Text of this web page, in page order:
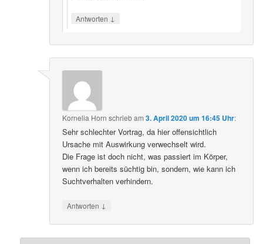
Antworten ↓
Kornelia Horn schriebam3. April 2020 um 16:45 Uhr:
Sehr schlechter Vortrag, da hier offensichtlich
Ursache mit Auswirkung verwechselt wird.
Die Frage ist doch nicht, was passiert im Körper,
wenn ich bereits süchtig bin, sondern, wie kann ich
Suchtverhalten verhindern.
Antworten ↓